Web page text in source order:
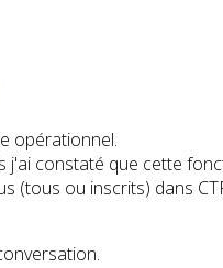
opérationnel.
j'ai constaté que cette
(tous ou inscrits) dans